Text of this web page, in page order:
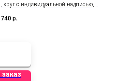
круг с индивидуальной надписью,
740 р.